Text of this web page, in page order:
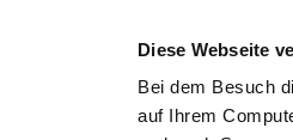
Diese Webseite
Bei dem Besuch
auf Ihrem